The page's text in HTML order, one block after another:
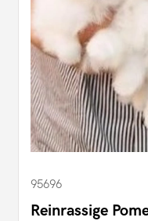
95696
Reinrassige